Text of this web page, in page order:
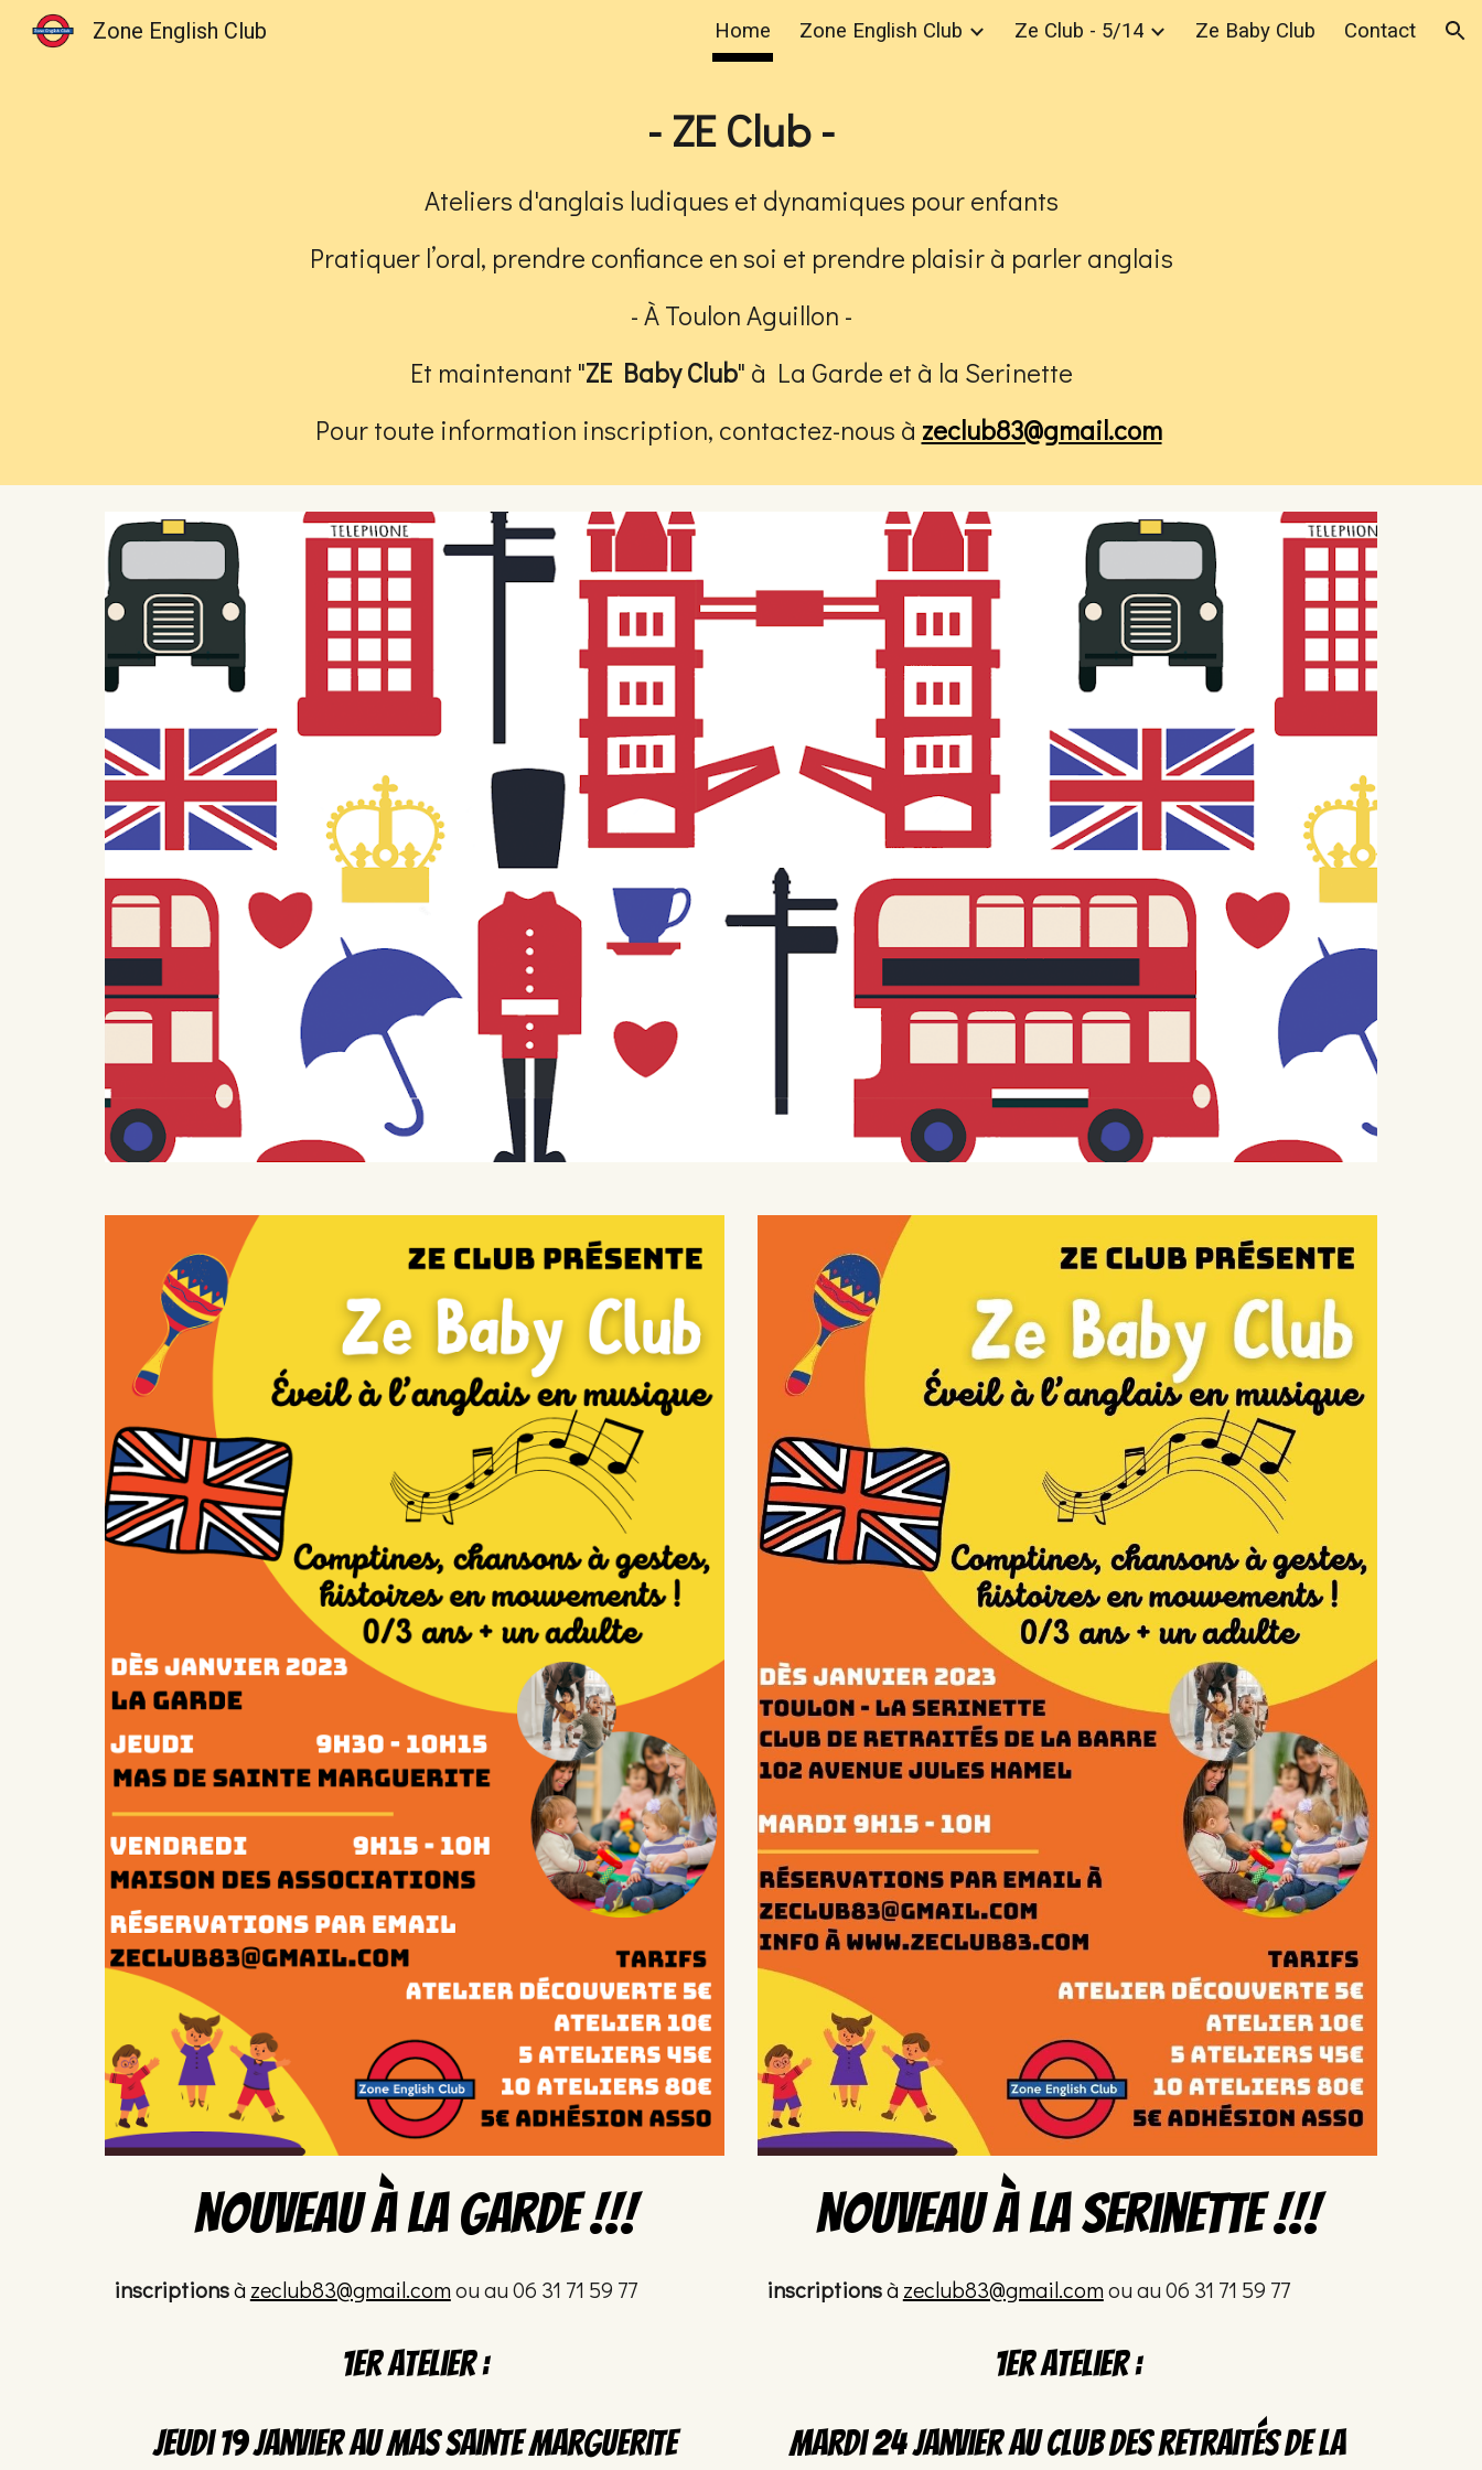
Skip to navigation
Zone English Club Home Zone English Club Ze Club - 5/14 Ze Baby Club Contact
- ZE Club -
Ateliers d'anglais ludiques et dynamiques pour enfants
Pratiquer l’oral, prendre confiance en soi et prendre plaisir à parler anglais
-À Toulon Aguillon -
Et maintenant "ZE Baby Club" à La Garde et à la Serinette
Pour toute information inscription, contactez-nous à zeclub83@gmail.com
NOUVEAU à la Garde !!!
inscriptionsà zeclub83@gmail.comou au 06 31 71 59 77
1er atelier :
jeudi 19 janvier au mas sainte marguerite
NOUVEAU àla serinette!!!
inscriptionsà zeclub83@gmail.comou au 06 31 71 59 77
1er atelier :
mardi 24janvier auclub des retraités de la